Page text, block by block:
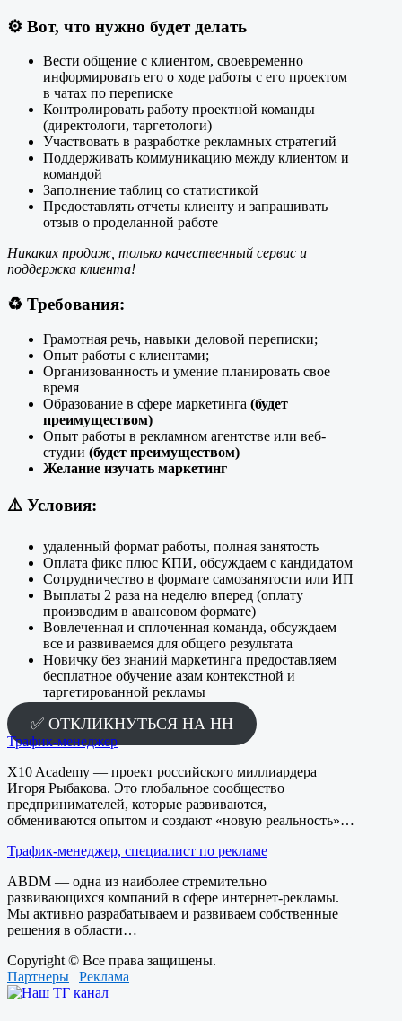
⚙️ Вот, что нужно будет делать
Вести общение с клиентом, своевременно
информировать его о ходе работы с его проектом
в чатах по переписке
Контролировать работу проектной команды
(директологи, таргетологи)
Участвовать в разработке рекламных стратегий
Поддерживать коммуникацию между клиентом и
командой
Заполнение таблиц со статистикой
Предоставлять отчеты клиенту и запрашивать
отзыв о проделанной работе
Никаких продаж, только качественный сервис и
поддержка клиента!
♻️ Требования:
Грамотная речь, навыки деловой переписки;
Опыт работы с клиентами;
Организованность и умение планировать свое
время
Образование в сфере маркетинга (будет
преимуществом)
Опыт работы в рекламном агентстве или веб-
студии (будет преимуществом)
Желание изучать маркетинг
⚠️ Условия:
удаленный формат работы, полная занятость
Оплата фикс плюс КПИ, обсуждаем с кандидатом
Сотрудничество в формате самозанятости или ИП
Выплаты 2 раза на неделю вперед (оплату
производим в авансовом формате)
Вовлеченная и сплоченная команда, обсуждаем
все и развиваемся для общего результата
Новичку без знаний маркетинга предоставляем
бесплатное обучение азам контекстной и
таргетированной рекламы
✅ ОТКЛИКНУТЬСЯ НА HH
Трафик-менеджер
X10 Academy — проект российского миллиардера
Игоря Рыбакова. Это глобальное сообщество
предпринимателей, которые развиваются,
обмениваются опытом и создают «новую реальность»…
Трафик-менеджер, специалист по рекламе
ABDM — одна из наиболее стремительно
развивающихся компаний в сфере интернет-рекламы.
Мы активно разрабатываем и развиваем собственные
решения в области…
Copyright © Все права защищены.
Партнеры | Реклама